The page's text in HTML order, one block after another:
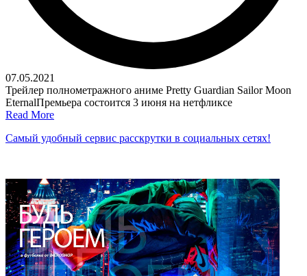
07.05.2021
Трейлер полнометражного аниме Pretty Guardian Sailor Moon
EternalПремьера состоится 3 июня на нетфликсе
Read More
Самый удобный сервис расскрутки в социальных сетях!